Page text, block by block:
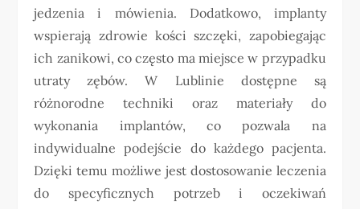
jedzenia i mówienia. Dodatkowo, implanty
wspierają zdrowie kości szczęki, zapobiegając
ich zanikowi, co często ma miejsce w przypadku
utraty zębów. W Lublinie dostępne są
różnorodne techniki oraz materiały do
wykonania implantów, co pozwala na
indywidualne podejście do każdego pacjenta.
Dzięki temu możliwe jest dostosowanie leczenia
do specyficznych potrzeb i oczekiwań